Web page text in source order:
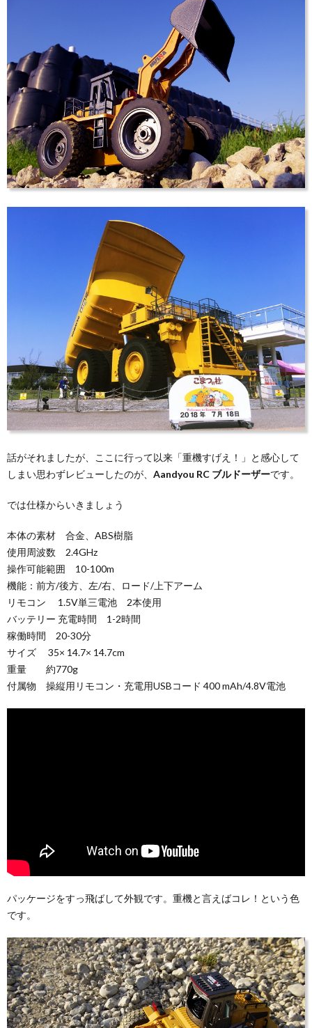
話がそれましたが、ここに行って以来「重機すげえ！」と感心して
しまい思わずレビューしたのが、 Aandyou RC ブルドーザーです。
では仕様からいきましょう
本体の素材 合金、ABS樹脂
使用周波数 2.4GHz
操作可能範囲 10-100m
機能：前方/後方、左/右、ロード/上下アーム
リモコン 1.5V単三電池 2本使用
バッテリー 充電時間 1-2時間
稼働時間 20-30分
サイズ 35× 14.7× 14.7cm
重量 約770g
付属物 操縦用リモコン・充電用USBコード 400 mAh/4.8V電池
パッケージをすっ飛ばして外観です。重機と言えばコレ！という色
です。